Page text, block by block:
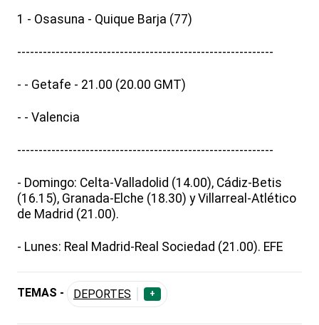
1 - Osasuna - Quique Barja (77)
------------------------------------------------------------
- - Getafe - 21.00 (20.00 GMT)
- - Valencia
------------------------------------------------------------
- Domingo: Celta-Valladolid (14.00), Cádiz-Betis
(16.15), Granada-Elche (18.30) y Villarreal-Atlético
de Madrid (21.00).
- Lunes: Real Madrid-Real Sociedad (21.00). EFE
TEMAS - DEPORTES +